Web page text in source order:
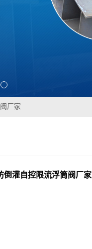
厂家
倒灌自控限流浮筒阀厂家